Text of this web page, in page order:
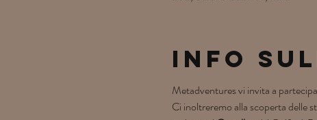
Info
Metadventures vi invita a
Ci inoltreremo alla scoperta delle